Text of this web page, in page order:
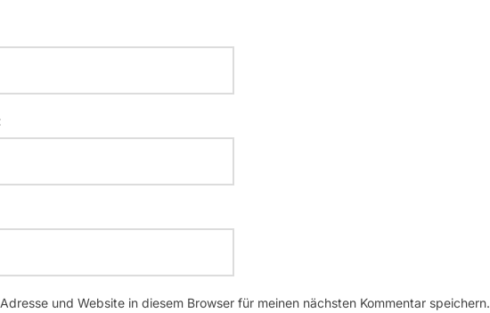
und Website in diesem Browser für meinen nächsten Kommentar speichern.